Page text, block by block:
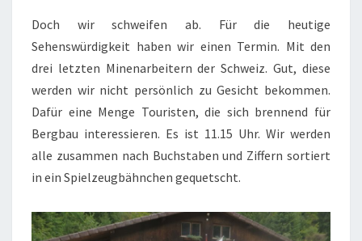
Doch wir schweifen ab. Für die heutige
Sehenswürdigkeit haben wir einen Termin. Mit den
drei letzten Minenarbeitern der Schweiz. Gut, diese
werden wir nicht persönlich zu Gesicht bekommen.
Dafür eine Menge Touristen, die sich brennend für
Bergbau interessieren. Es ist 11.15 Uhr. Wir werden
alle zusammen nach Buchstaben und Ziffern sortiert
in ein Spielzeugbähnchen gequetscht.